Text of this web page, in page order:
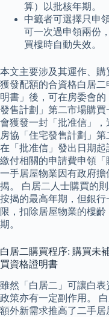
算）以批核年期。
中籤者可選擇只申
可一次過申領兩份
買樓時自動失效。
本文主要涉及其運作、購
獲發配額的合資格白居
明書」後，可在房委會
發售計劃」第二市場購
會獲發一封「批准信」
房協「住宅發售計劃」
在「批准信」發出日期
繳付相關的申請費申領
一手居屋物業因有政府
揭。 白居二人士購買的
按揭的最高年期，但銀
限，扣除居屋物業的樓
期。
白居二購買程序: 購買未
買資格證明書
雖然「白居二」可讓白
政策亦有一定副作用。
額外新需求推高了二手